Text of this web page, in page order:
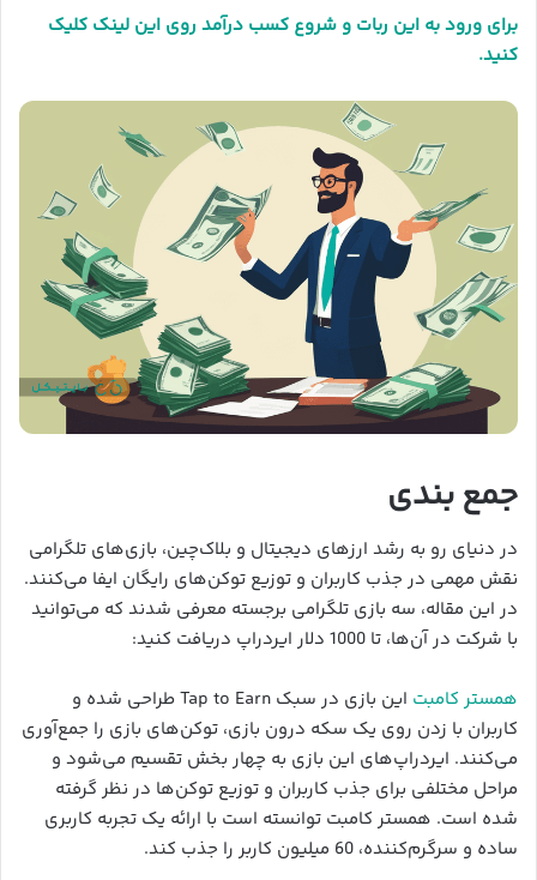
برای ورود به این ربات و شروع کسب درآمد روی این لینک کلیک
کنید.
جمع بندی
در دنیای رو به رشد ارزهای دیجیتال و بلاک‌چین، بازی‌های تلگرامی
نقش مهمی در جذب کاربران و توزیع توکن‌های رایگان ایفا می‌کنند.
در این مقاله، سه بازی تلگرامی برجسته معرفی شدند که می‌توانید
با شرکت در آن‌ها، تا 1000 دلار ایردراپ دریافت کنید:
همستر کامبت
این بازی در سبک Tap to Earn طراحی شده و
کاربران با زدن روی یک سکه درون بازی، توکن‌های بازی را جمع‌آوری
می‌کنند. ایردراپ‌های این بازی به چهار بخش تقسیم می‌شود و
مراحل مختلفی برای جذب کاربران و توزیع توکن‌ها در نظر گرفته
شده است. همستر کامبت توانسته است با ارائه یک تجربه کاربری
ساده و سرگرم‌کننده، 60 میلیون کاربر را جذب کند.